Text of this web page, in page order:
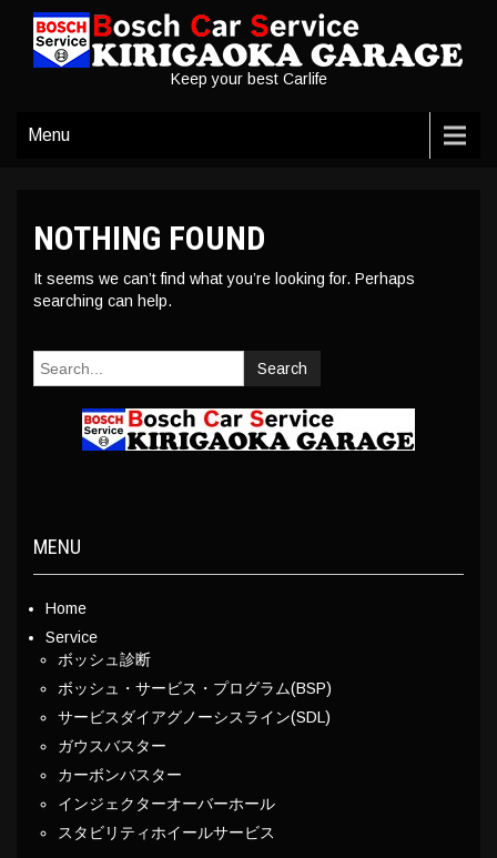
Keep your best Carlife
Menu
NOTHING FOUND
It seems we can’t find what you’re looking for. Perhaps
searching can help.
MENU
Home
Service
ボッシュ診断
ボッシュ・サービス・プログラム(BSP)
サービスダイアグノーシスライン(SDL)
ガウスバスター
カーボンバスター
インジェクターオーバーホール
スタビリティホイールサービス